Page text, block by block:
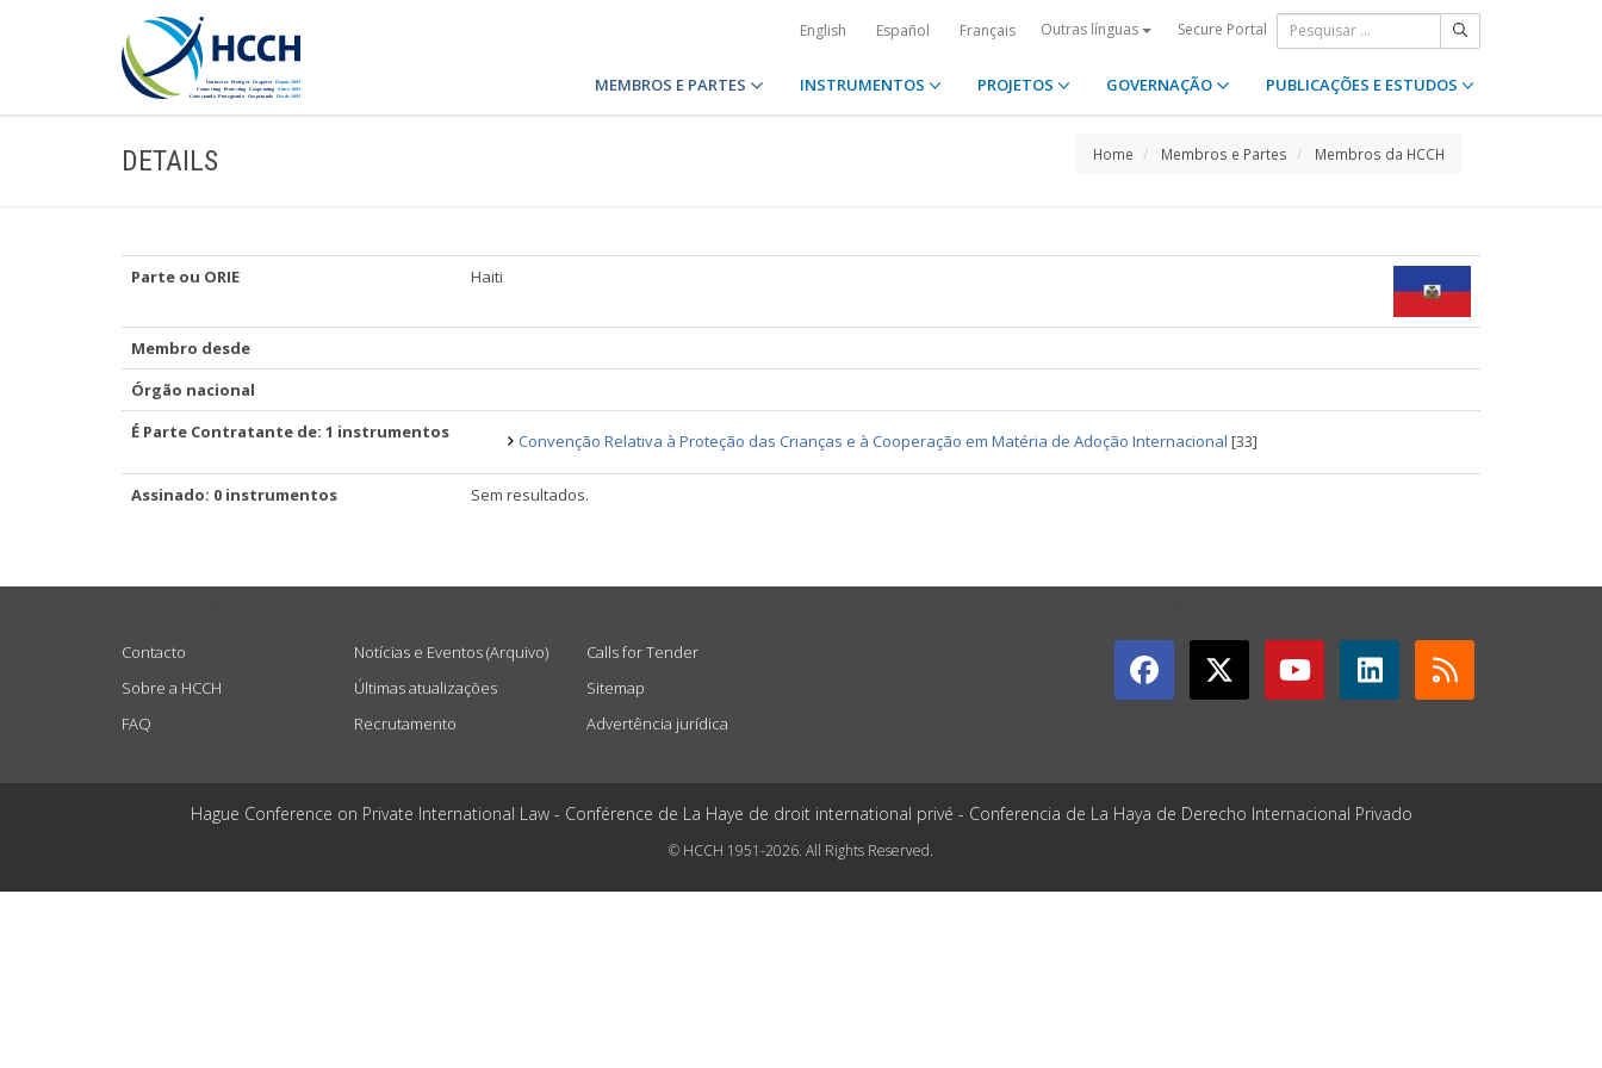
English Español Français Outras línguas Secure Portal
MEMBROS E PARTES INSTRUMENTOS PROJETOS GOVERNAÇÃO PUBLICAÇÕES E ESTUDOS
DETAILS Home Membros e Partes Membros da HCCH
Parte ou ORIE Haiti
Membro desde
Órgão nacional
É Parte Contratante de: 1 instrumentos
Convenção Relativa à Proteção das Crianças e à Cooperação em Matéria de Adoção Internacional [33]
Assinado: 0 instrumentos Sem resultados.
Contacto
Sobre a HCCH
FAQ
Notícias e Eventos (Arquivo)
Últimas atualizações
Recrutamento
Calls for Tender
Sitemap
Advertência jurídica
Hague Conference on Private International Law - Conférence de La Haye de droit international privé - Conferencia de La Haya de Derecho Internacional Privado
© HCCH 1951-2026. All Rights Reserved.